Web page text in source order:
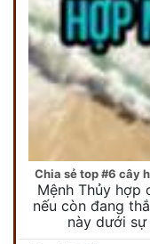
Chia sẻ top #6 cây
Mệnh Thủy hợp
nếu còn đang
này dưới